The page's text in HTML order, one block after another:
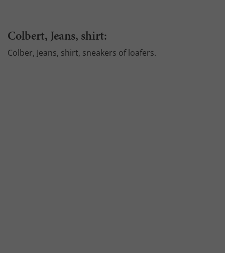
Colbert, Jeans, shirt:
Colber, Jeans, shirt, sneakers of loafers.